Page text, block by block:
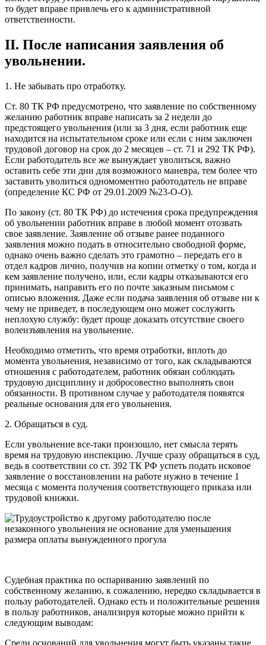
то будет вправе привлечь его к административной
ответственности.
II. После написания заявления об
увольнении.
1. Не забывать про отработку.
Ст. 80 ТК РФ предусмотрено, что заявление по собственному
желанию работник вправе написать за 2 недели до
предстоящего увольнения (или за 3 дня, если работник еще
находится на испытательном сроке или если с ним заключен
трудовой договор на срок до 2 месяцев – ст. 71 и 292 ТК РФ).
Если работодатель все же вынуждает уволиться, важно
оставить себе эти дни для возможного маневра, тем более что
заставить уволиться одномоментно работодатель не вправе
(определение КС РФ от 29.01.2009 №23-О-О).
По закону (ст. 80 ТК РФ) до истечения срока предупреждения
об увольнении работник вправе в любой момент отозвать
свое заявление. Заявление об отзыве ранее поданного
заявления можно подать в относительно свободной форме,
однако очень важно сделать это грамотно – передать его в
отдел кадров лично, получив на копии отметку о том, когда и
кем заявление получено, или, если кадры отказываются его
принимать, направить его по почте заказным письмом с
описью вложения. Даже если подача заявления об отзыве ни к
чему не приведет, в последующем оно может сослужить
неплохую службу: будет проще доказать отсутствие своего
волеизъявления на увольнение.
Необходимо отметить, что время отработки, вплоть до
момента увольнения, независимо от того, как складываются
отношения с работодателем, работник обязан соблюдать
трудовую дисциплину и добросовестно выполнять свои
обязанности. В противном случае у работодателя появятся
реальные основания для его увольнения.
2. Обращаться в суд.
Если увольнение все-таки произошло, нет смысла терять
время на трудовую инспекцию. Лучше сразу обращаться в суд,
ведь в соответствии со ст. 392 ТК РФ успеть подать исковое
заявление о восстановлении на работе нужно в течение 1
месяца с момента получения соответствующего приказа или
трудовой книжки.
Судебная практика по оспариванию заявлений по
собственному желанию, к сожалению, нередко складывается в
пользу работодателей. Однако есть и положительные решения
в пользу работников, анализируя которые можно прийти к
следующим выводам:
Среди оснований для увольнения могут быть указаны такие